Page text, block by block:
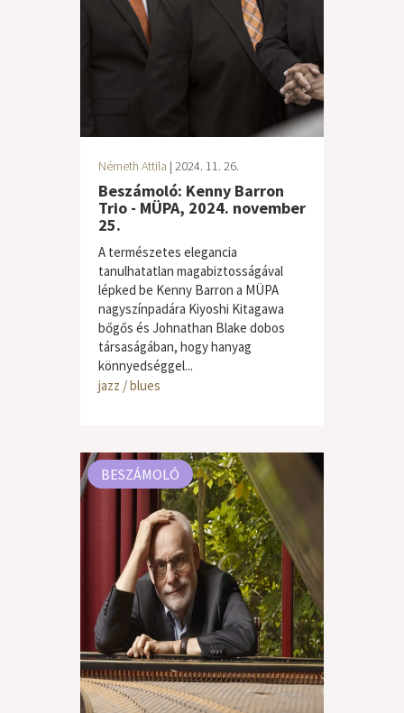
Németh Attila | 2024. 11. 26.
Beszámoló: Kenny Barron
Trio - MÜPA, 2024. november
25.
A természetes elegancia
tanulhatatlan magabiztosságával
lépked be Kenny Barron a MÜPA
nagyszínpadára Kiyoshi Kitagawa
bőgős és Johnathan Blake dobos
társaságában, hogy hanyag
könnyedséggel...
jazz / blues
BESZÁMOLÓ